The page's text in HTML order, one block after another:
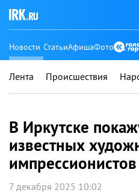
Новости СтатьиАфишаФото
Лента Происшествия
В Иркутске
известных
импрессионистов
7 декабря 2025 10:02